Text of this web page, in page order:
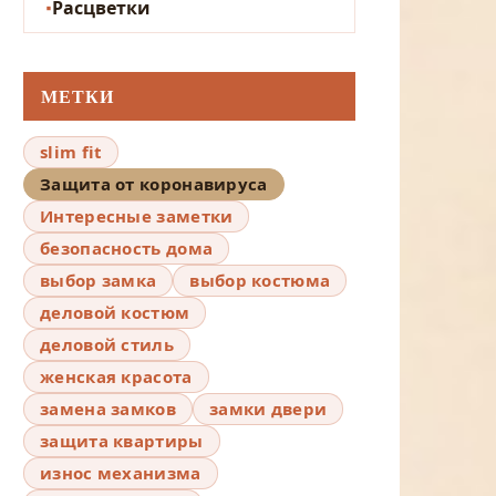
Расцветки
МЕТКИ
slim fit
Защита от коронавируса
Интересные заметки
безопасность дома
выбор замка
выбор костюма
деловой костюм
деловой стиль
женская красота
замена замков
замки двери
защита квартиры
износ механизма